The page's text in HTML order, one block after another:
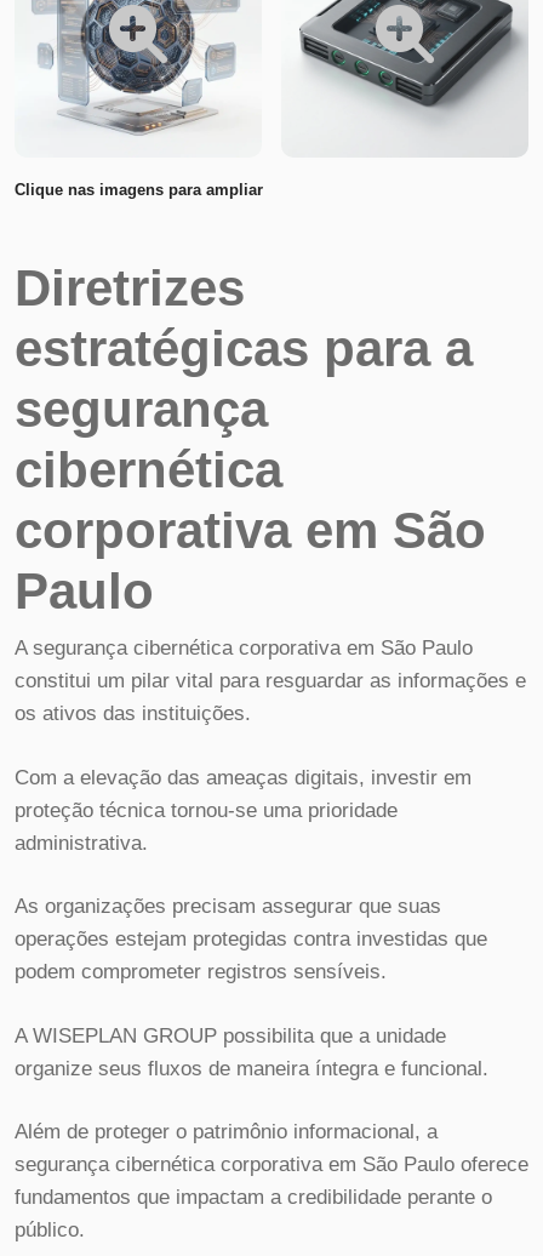
Clique nas imagens para ampliar
Diretrizes
estratégicas para a
segurança
cibernética
corporativa em São
Paulo
A segurança cibernética corporativa em São Paulo
constitui um pilar vital para resguardar as informações e
os ativos das instituições.
Com a elevação das ameaças digitais, investir em
proteção técnica tornou-se uma prioridade
administrativa.
As organizações precisam assegurar que suas
operações estejam protegidas contra investidas que
podem comprometer registros sensíveis.
A WISEPLAN GROUP possibilita que a unidade
organize seus fluxos de maneira íntegra e funcional.
Além de proteger o patrimônio informacional, a
segurança cibernética corporativa em São Paulo oferece
fundamentos que impactam a credibilidade perante o
público.